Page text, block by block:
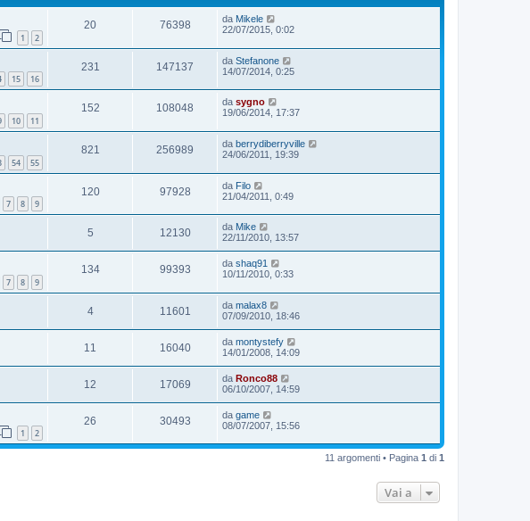
1 2
20 76398 da Mikele
22/07/2015, 0:02
15 16
231 147137 da Stefanone
14/07/2014, 0:25
10 11
152 108048 da sygno
19/06/2014, 17:37
54 55
821 256989 da berrydiberryville
24/06/2011, 19:39
7 8 9
120 97928 da Filo
21/04/2011, 0:49
5 12130 da Mike
22/11/2010, 13:57
7 8 9
134 99393 da shaq91
10/11/2010, 0:33
4 11601 da malax8
07/09/2010, 18:46
11 16040 da montystefy
14/01/2008, 14:09
12 17069 da Ronco88
06/10/2007, 14:59
1 2
26 30493 da game
08/07/2007, 15:56
11 argomenti • Pagina 1 di 1
Vai a